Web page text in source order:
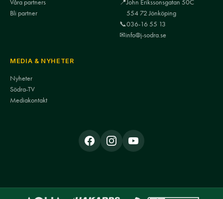
Våra partners
Bli partner
📍John Erikssonsgatan 50C
554 72 Jönköping
📞036-16 55 13
✉info@j-sodra.se
MEDIA & NYHETER
Nyheter
Södra-TV
Mediakontakt